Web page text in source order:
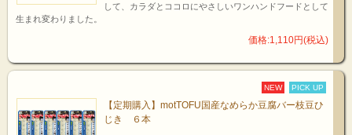
して、カラダとココロにやさしいワンハンドフードとして
生まれ変わりました。
価格:1,110円(税込)
NEW PICK UP
【定期購入】motTOFU国産なめらか豆腐バー枝豆ひ
じき ６本